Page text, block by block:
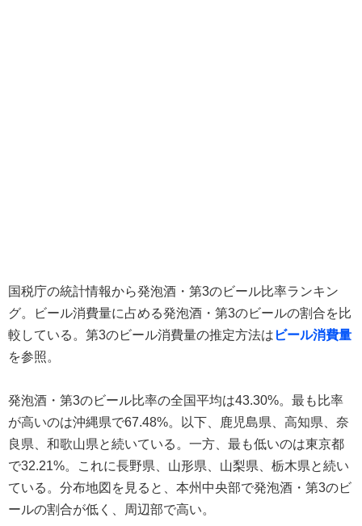
国税庁の統計情報から発泡酒・第3のビール比率ランキン
グ。ビール消費量に占める発泡酒・第3のビールの割合を比
較している。第3のビール消費量の推定方法は ビール消費量
を参照。
発泡酒・第3のビール比率の全国平均は43.30%。最も比率
が高いのは沖縄県で67.48%。以下、鹿児島県、高知県、奈
良県、和歌山県と続いている。一方、最も低いのは東京都
で32.21%。これに長野県、山形県、山梨県、栃木県と続い
ている。分布地図を見ると、本州中央部で発泡酒・第3のビ
ールの割合が低く、周辺部で高い。